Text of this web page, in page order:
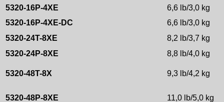
5320-16P-4XE
6,6 lb/3,0 kg
5320-16P-4XE-DC
6,6 lb/3,0 kg
5320-24T-8XE
8,2 lb/3,7 kg
5320-24P-8XE
8,8 lb/4,0 kg
5320-48T-8X 9,3 lb/4,2 kg
5320-48P-8XE 11,0 lb/5,0 kg